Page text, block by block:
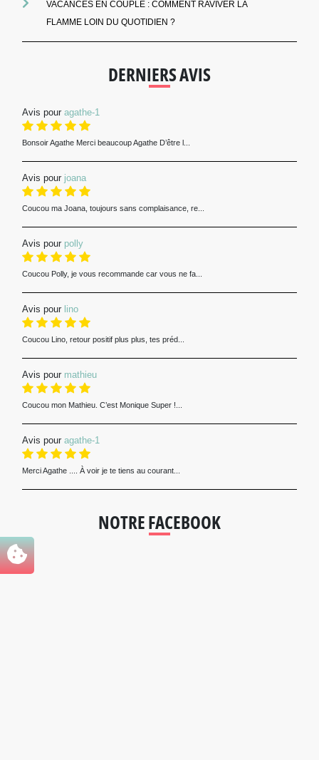
VACANCES EN COUPLE : COMMENT RAVIVER LA
FLAMME LOIN DU QUOTIDIEN ?
DERNIERS AVIS
Avis pour agathe-1
Bonsoir Agathe Merci beaucoup Agathe D’être l...
Avis pour joana
Coucou ma Joana, toujours sans complaisance, re...
Avis pour polly
Coucou Polly, je vous recommande car vous ne fa...
Avis pour lino
Coucou Lino, retour positif plus plus, tes préd...
Avis pour mathieu
Coucou mon Mathieu. C’est Monique Super !...
Avis pour agathe-1
Merci Agathe .... À voir je te tiens au courant...
NOTRE FACEBOOK